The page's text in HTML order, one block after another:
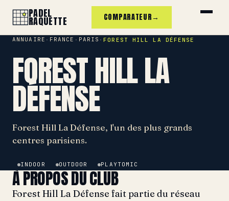
PADEL
RAQUETTE COMPARATEUR→
ANNUAIRE · FRANCE · PARIS ·FOREST HILL LA DÉFENSE
FOREST HILL LA
DÉFENSE
Forest Hill La Défense, l'un des plus grands
centres parisiens.
INDOOR OUTDOOR PLAYTOMIC
À PROPOS DU CLUB
Forest Hill La Défense fait partie du réseau